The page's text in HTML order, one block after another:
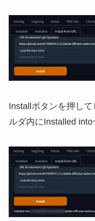
Installボタンを押し
ルダ内にInstalled